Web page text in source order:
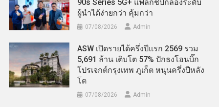
90s Series 5G+ แฟลกชิปกล้องระดับ
ผู้นำได้ง่ายกว่า คุ้มกว่า
07/08/2026 Admin
ASW เปิดรายได้ครึ่งปีแรก 2569 รวม
5,691 ล้าน เติบโต 57% ปักธงโอนบิ๊ก
โปรเจกต์กรุงเทพ ภูเก็ต หนุนครึ่งปีหลัง
โต
07/08/2026 Admin